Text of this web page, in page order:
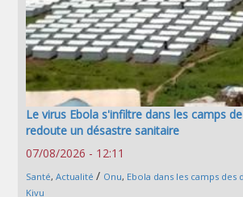
Le virus Ebola s'infiltre dans les camps
redoute un désastre sanitaire
07/08/2026 - 12:11
Santé, Actualité / Onu, Ebola dans les camps des
Kivu